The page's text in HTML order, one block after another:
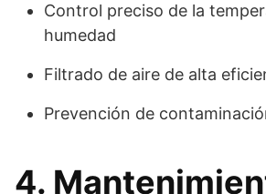
Control preciso de la
humedad
Filtrado de aire de alta
Prevención de
4.